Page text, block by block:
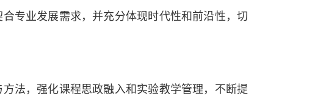
专业发展需求，并充分体现时代性和前沿性，切
法，强化课程思政融入和实验教学管理，不断提